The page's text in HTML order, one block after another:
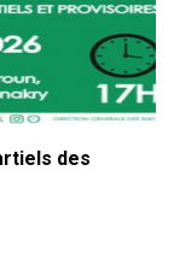
des